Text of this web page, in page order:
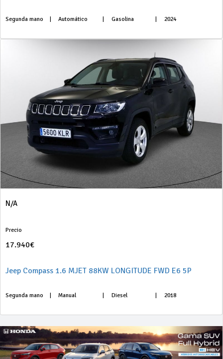
Segunda mano Automático Gasolina 2024
N/A
Precio
17.940€
Jeep Compass 1.6 MJET 88KW LONGITUDE FWD E6 5P
Segunda mano Manual Diesel 2018